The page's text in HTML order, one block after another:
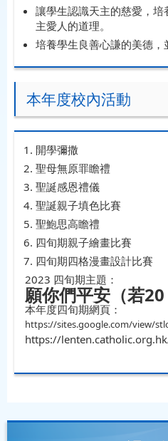
讓學生認識天主的慈愛，
主愛人的道理。
培養學生良善心謙的美德，
本年度校內活動
開學彌撒
聖母無原罪瞻禮
聖誕感恩禮儀
聖誕親子填色比賽
聖鮑思高瞻禮
四旬期親子繪畫比賽
四旬期四格漫畫設計比賽
2023 四旬期主題：
願你們平安（若20
本年度四旬期網頁：
https://sites.google.com/view/
https://